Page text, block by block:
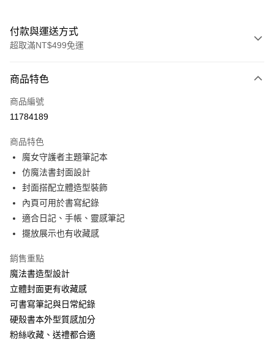
付款與運送方式
超取滿NT$499免運
信用卡一次付款
超商取貨付款
Apple Pay
街口支付
悠遊付
AFTEE先享後付
相關說明
AFTEE先享後付是「在收到商品之後才付款」的支付方式。 讓您購物簡單
便利好安心！
１．簡單：不需註冊會員、不需綁卡、不需儲值。
２．便利：只要手機號碼，簡訊認證，即可結帳。
３．安心：先確認商品／服務後，再付款。
１．於結帳方式選擇「AFTEE先享後付」後，將跳轉至「AFTEE先享後付」
ATM付款
運送方式
全家付款取貨
每筆NT$60，滿NT$499(含以上)免運費
商品特色
商品編號
11784189
商品特色
魔女守護者主題筆記本
仿魔法書封面設計
封面搭配立體造型裝飾
內頁可用於書寫紀錄
適合日記、手帳、靈感筆記
擺放展示也有收藏感
銷售重點
魔法書造型設計
立體封面更有收藏感
可書寫筆記與日常紀錄
硬殼書本外型質感加分
粉絲收藏、送禮都合適